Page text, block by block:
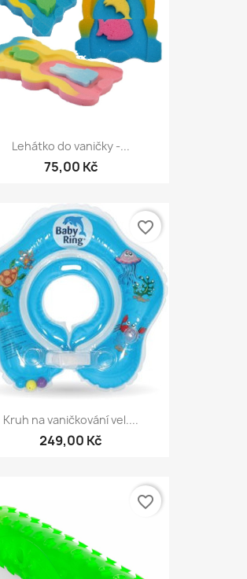
Lehátko do vaničky -...
75,00 Kč
Kruh na vaničkování vel....
249,00 Kč
favorite_border
favorite_border